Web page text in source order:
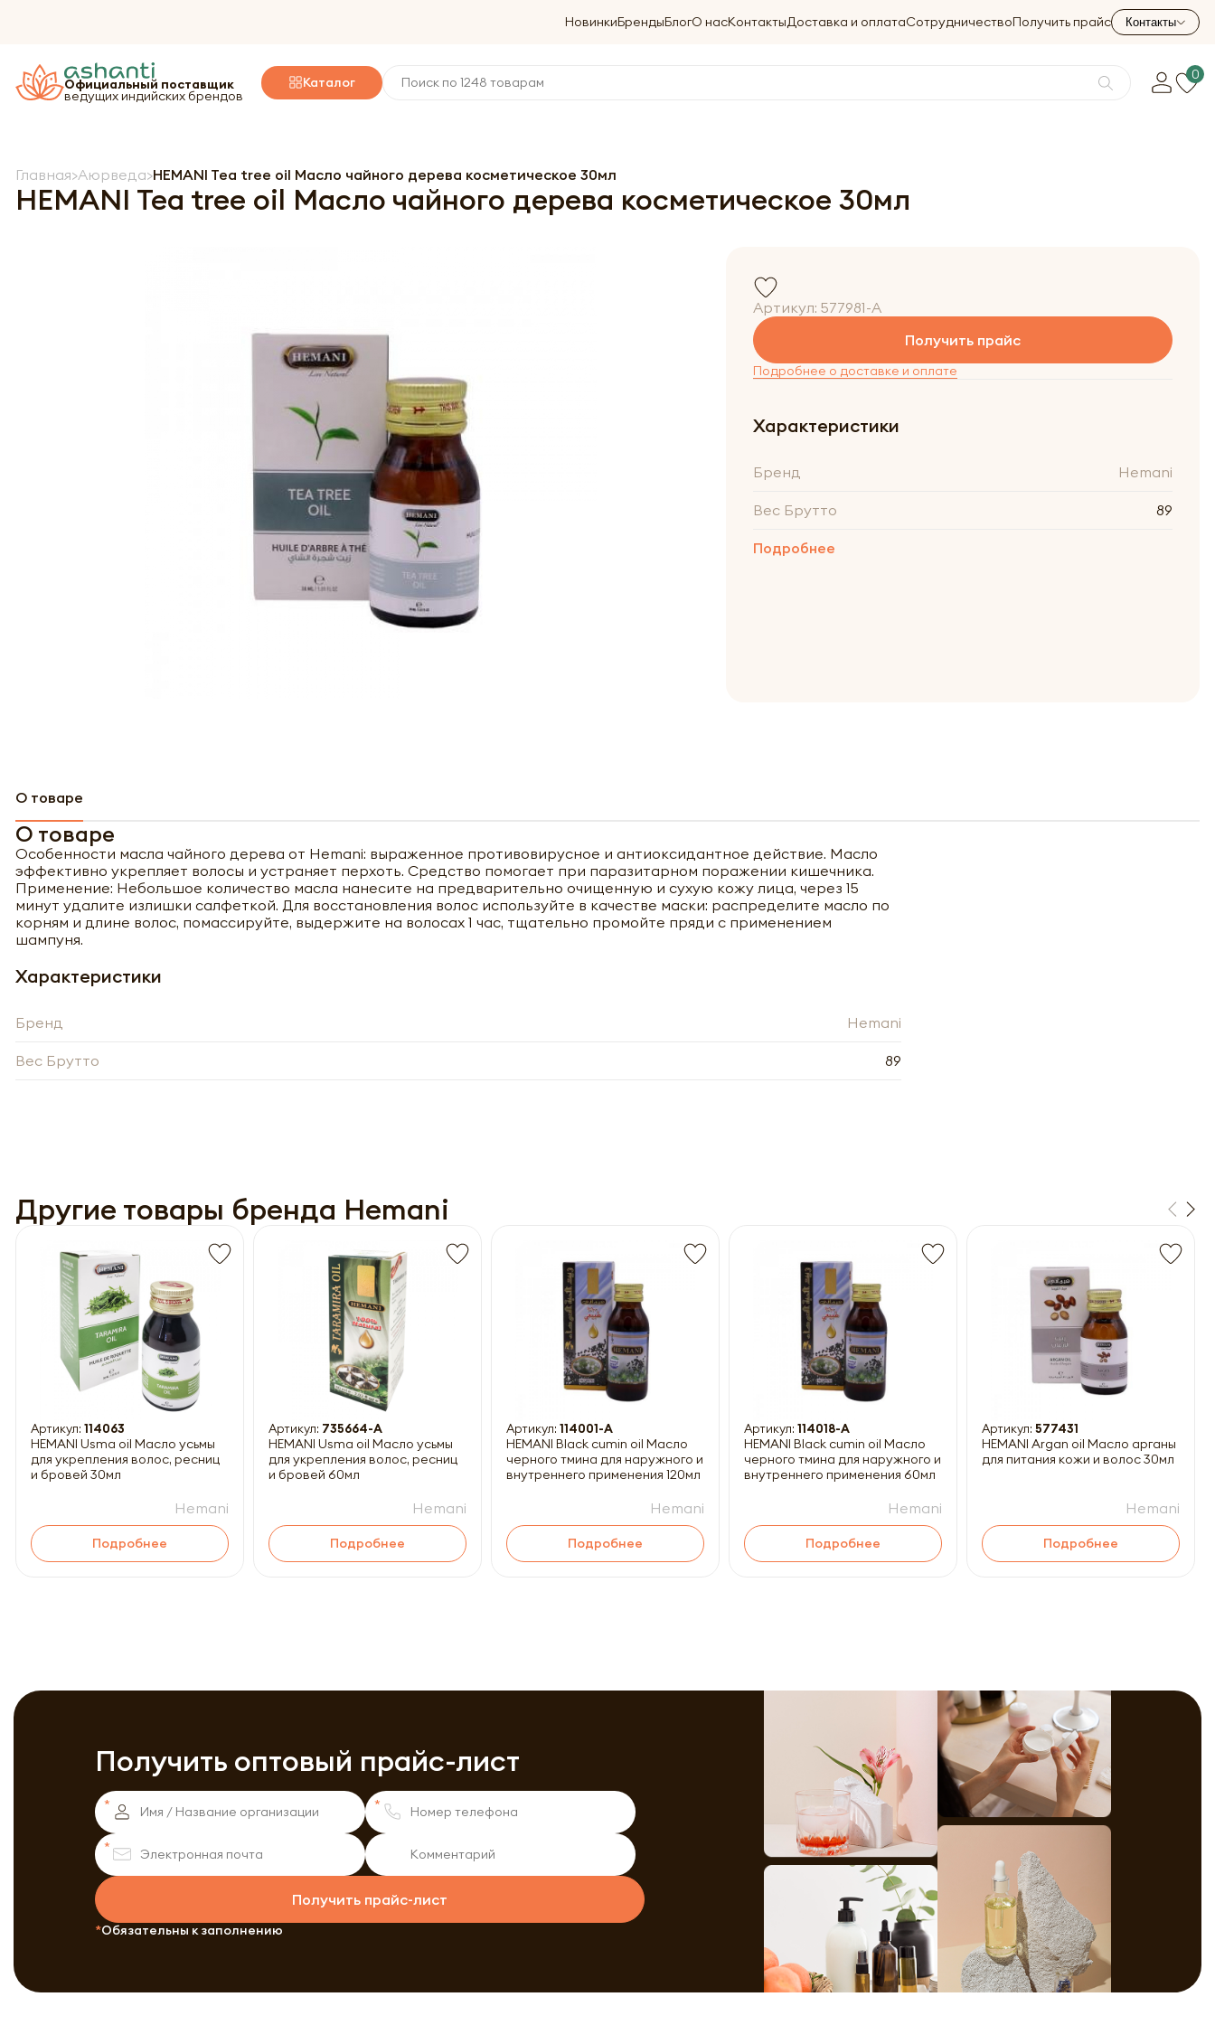
НовинкиБрендыБлогО насКонтактыДоставка и оплатаСотрудничествоПолучить прайс Контакты
Официальный поставщик
ведущих индийских брендов
Каталог 0
Главная Аюрведа HEMANI Tea tree oil Масло чайного дерева косметическое 30мл
HEMANI Tea tree oil Масло чайного дерева косметическое 30мл
Артикул: 577981-A
Получить прайс
Подробнее о доставке и оплате
Характеристики
Бренд Hemani
Вес Брутто 89
Подробнее
О товаре
О товаре
Особенности масла чайного дерева от Hemani: выраженное противовирусное и антиоксидантное действие. Масло
эффективно укрепляет волосы и устраняет перхоть. Средство помогает при паразитарном поражении кишечника.
Применение: Небольшое количество масла нанесите на предварительно очищенную и сухую кожу лица, через 15
минут удалите излишки салфеткой. Для восстановления волос используйте в качестве маски: распределите масло по
корням и длине волос, помассируйте, выдержите на волосах 1 час, тщательно промойте пряди с применением
шампуня.
Характеристики
Бренд Hemani
Вес Брутто 89
Другие товары бренда Hemani
Артикул: 114063
HEMANI Usma oil Масло усьмы
для укрепления волос, ресниц
и бровей 30мл
Hemani
Подробнее
Артикул: 735664-A
HEMANI Usma oil Масло усьмы
для укрепления волос, ресниц
и бровей 60мл
Hemani
Подробнее
Артикул: 114001-A
HEMANI Black cumin oil Масло
черного тмина для наружного и
внутреннего применения 120мл
Hemani
Подробнее
Артикул: 114018-A
HEMANI Black cumin oil Масло
черного тмина для наружного и
внутреннего применения 60мл
Hemani
Подробнее
Артикул: 577431
HEMANI Argan oil Масло арганы
для питания кожи и волос 30мл
Hemani
Подробнее
Получить оптовый прайс-лист
Получить прайс-лист
Обязательны к заполнению
Получить прайс-лист
Обязательны к заполнению